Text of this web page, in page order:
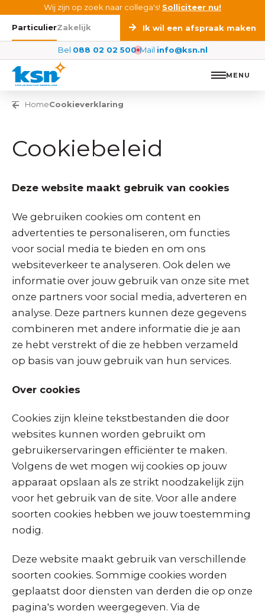
Ga naar de inhoudWij zijn op zoek naar collega's! Solliciteer nu!
ParticulierZakelijk Ik wil een afspraak maken
Bel 088 02 02 500 Mail info@ksn.nl
MENU
Vorige pagina
HomeCookieverklaring
Cookiebeleid
Deze website maakt gebruik van cookies
We gebruiken cookies om content en
advertenties te personaliseren, om functies
voor social media te bieden en om ons
websiteverkeer te analyseren. Ook delen we
informatie over jouw gebruik van onze site met
onze partners voor social media, adverteren en
analyse. Deze partners kunnen deze gegevens
combineren met andere informatie die je aan
ze hebt verstrekt of die ze hebben verzameld
op basis van jouw gebruik van hun services.
Over cookies
Cookies zijn kleine tekstbestanden die door
websites kunnen worden gebruikt om
gebruikerservaringen efficiënter te maken.
Volgens de wet mogen wij cookies op jouw
apparaat opslaan als ze strikt noodzakelijk zijn
voor het gebruik van de site. Voor alle andere
soorten cookies hebben we jouw toestemming
nodig.
Deze website maakt gebruik van verschillende
soorten cookies. Sommige cookies worden
geplaatst door diensten van derden die op onze
pagina's worden weergegeven. Via de